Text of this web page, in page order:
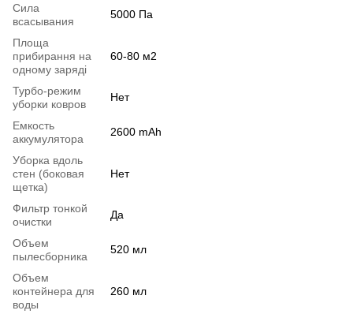
Сила
всасывания
5000 Па
Площа
прибирання на
одному заряді
60-80 м2
Турбо-режим
уборки ковров
Нет
Емкость
аккумулятора
2600 mAh
Уборка вдоль
стен (боковая
щетка)
Нет
Фильтр тонкой
очистки
Да
Объем
пылесборника
520 мл
Объем
контейнера для
воды
260 мл